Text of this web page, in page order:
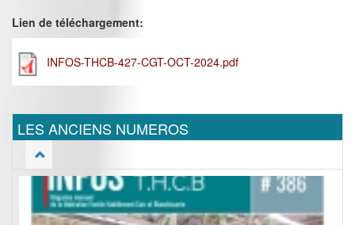
Lien de téléchargement:
INFOS-THCB-427-CGT-OCT-2024.pdf
LES ANCIENS NUMEROS